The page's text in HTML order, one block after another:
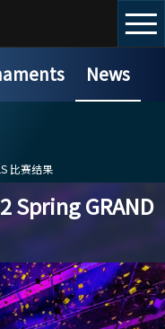
News
比赛结果
Spring GRAND